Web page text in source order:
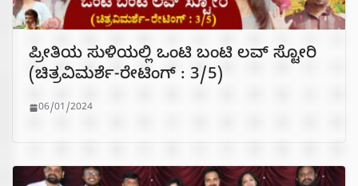
ಪ್ರೀತಿಯ ಸುಳಿಯಲ್ಲಿ ಒಂಟಿ ಬಂಟಿ ಲವ್ ಸ್ಟೋರಿ
(ಚಿತ್ರವಿಮರ್ಶೆ-ರೇಟಿಂಗ್ : 3/5)
06/01/2024